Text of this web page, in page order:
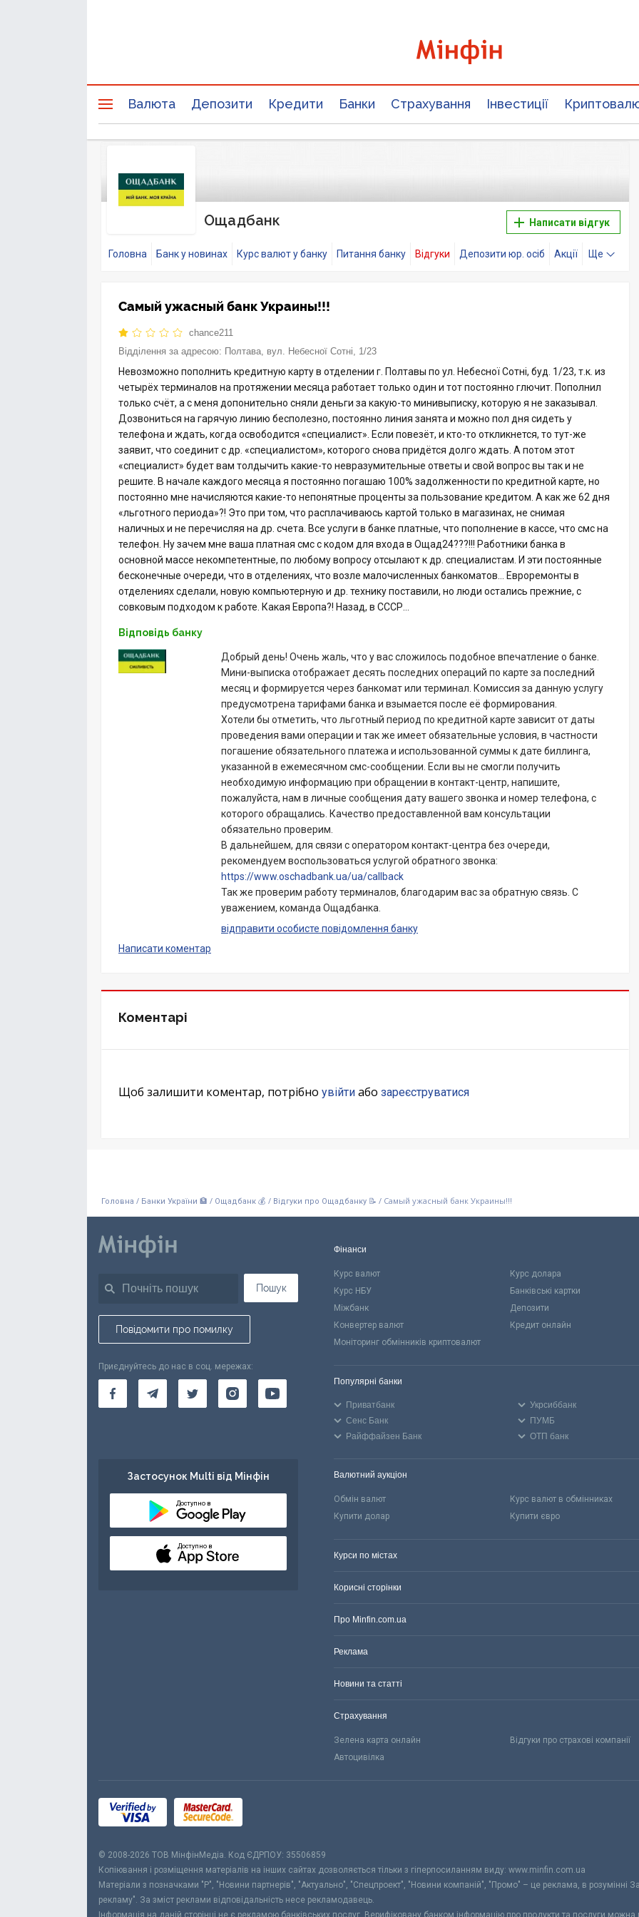
Валюта Депозити Кредити Банки Страхування Інвестиції
Ощадбанк Написати відгук
Головна Банк у новинах Курс валют у банку Питання банку Відгуки Депозити юр. осіб Акції Ще
Самый ужасный банк Украины!!!
chance211
Відділення за адресою: Полтава, вул. Небесної Сотні, 1/23
Невозможно пополнить кредитную карту в отделении г. Полтавы по ул. Небесної Сотні, буд. 1/23, т.к. из
четырёх терминалов на протяжении месяца работает только один и тот постоянно глючит. Пополнил
только счёт, а с меня допонительно сняли деньги за какую-то минивыписку, которую я не заказывал.
Дозвониться на гарячую линию бесполезно, постоянно линия занята и можно пол дня сидеть у
телефона и ждать, когда освободится «специалист». Если повезёт, и кто-то откликнется, то тут-же
заявит, что соединит с др. «специалистом», которого снова придётся долго ждать. А потом этот
«специалист» будет вам толдычить какие-то невразумительные ответы и свой вопрос вы так и не
решите. В начале каждого месяца я постоянно погашаю 100% задолженности по кредитной карте, но
постоянно мне начисляются какие-то непонятные проценты за пользование кредитом. А как же 62 дня
«льготного периода»?! Это при том, что расплачиваюсь картой только в магазинах, не снимая
наличных и не перечисляя на др. счета. Все услуги в банке платные, что пополнение в кассе, что смс на
телефон. Ну зачем мне ваша платная смс с кодом для входа в Ощад24???!!! Работники банка в
основной массе некомпетентные, по любому вопросу отсылают к др. специалистам. И эти постоянные
бесконечные очереди, что в отделениях, что возле малочисленных банкоматов… Евроремонты в
отделениях сделали, новую компьютерную и др. технику поставили, но люди остались прежние, с
совковым подходом к работе. Какая Европа?! Назад, в СССР…
Відповідь банку
Добрый день! Очень жаль, что у вас сложилось подобное впечатление о банке.
Мини-выписка отображает десять последних операций по карте за последний
месяц и формируется через банкомат или терминал. Комиссия за данную услугу
предусмотрена тарифами банка и взымается после её формирования.
Хотели бы отметить, что льготный период по кредитной карте зависит от даты
проведения вами операции и так же имеет обязательные условия, в частности
погашение обязательного платежа и использованной суммы к дате биллинга,
указанной в ежемесячном смс-сообщении. Если вы не смогли получить
необходимую информацию при обращении в контакт-центр, напишите,
пожалуйста, нам в личные сообщения дату вашего звонка и номер телефона, с
которого обращались. Качество предоставленной вам консультации
обязательно проверим.
В дальнейшем, для связи с оператором контакт-центра без очереди,
рекомендуем воспользоваться услугой обратного звонка:
https://www.oschadbank.ua/ua/callback
Так же проверим работу терминалов, благодарим вас за обратную связь. С
уважением, команда Ощадбанка.
відправити особисте повідомлення банку
Написати коментар
Коментарі
Щоб залишити коментар, потрібно увійти або зареєструватися
Головна / Банки України 🏦 / Ощадбанк 💰 / Відгуки про Ощадбанку 📝 / Самый ужасный банк Украины!!!
Пошук
Повідомити про помилку
Приєднуйтесь до нас в соц. мережах:
Застосунок Multi від Мінфін
Доступно в
Доступно в
Фінанси
Курс валют Курс долара
Курс НБУ
Банківські картки
Міжбанк
Депозити
Конвертер валют
Кредит онлайн
Моніторинг обмінників криптовалют
Популярні банки
Приватбанк Укрсиббанк
Сенс Банк
ПУМБ
Райффайзен Банк
ОТП банк
Валютний аукціон
Обмін валют Курс валют в обмінниках
Купити долар
Купити євро
Курси по містах
Корисні сторінки
Про Minfin.com.ua
Реклама
Новини та статті
Страхування
Зелена карта онлайн Відгуки про страхові компанії
Автоцивілка
© 2008-2026 ТОВ МiнфiнМедiа. Код ЄДРПОУ: 35506859
Копіювання і розміщення матеріалів на інших сайтах дозволяється тільки з гіперпосиланням виду: www.minfin.com.ua
Матеріали з позначками "Р", "Новини партнерів", "Актуально", "Спецпроект", "Новини компаній", "Промо" – це реклама, в розумінні
рекламу". За зміст реклами відповідальність несе рекламодавець.
Інформація на даній сторінці не є рекламою банківських послуг. Верифіковану банком інформацію про продукти та послуги